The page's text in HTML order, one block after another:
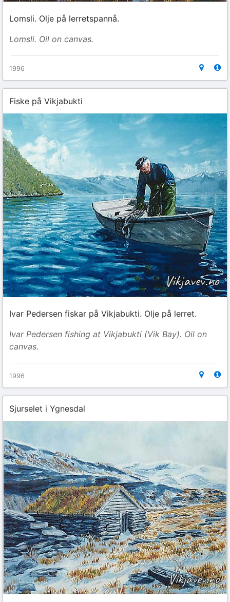
Lomsli. Olje på lerretspannå.
Lomsli. Oil on canvas.
1996
Fiske på Vikjabukti
Ivar Pedersen fiskar på Vikjabukti. Olje på lerret.
Ivar Pedersen fishing at Vikjabukti (Vik Bay). Oil on
canvas.
1996
Sjurselet i Ygnesdal